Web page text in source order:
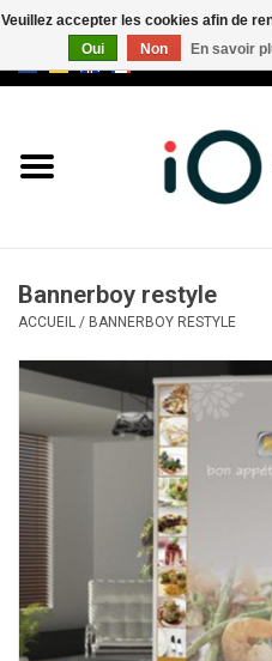
Marques
Appelez-nous au +32 3 353 67
Bannerboy restyle
ACCUEIL / BANNERBOY RESTYLE
Veuillez accepter les cookies afin de
Oui
Non En savoir